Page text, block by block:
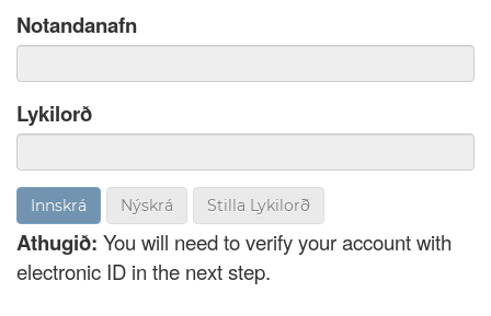
Notandanafn
Lykilorð
Nýskrá Stilla Lykilorð
Athugið: You will need to verify your account with
electronic ID in the next step.